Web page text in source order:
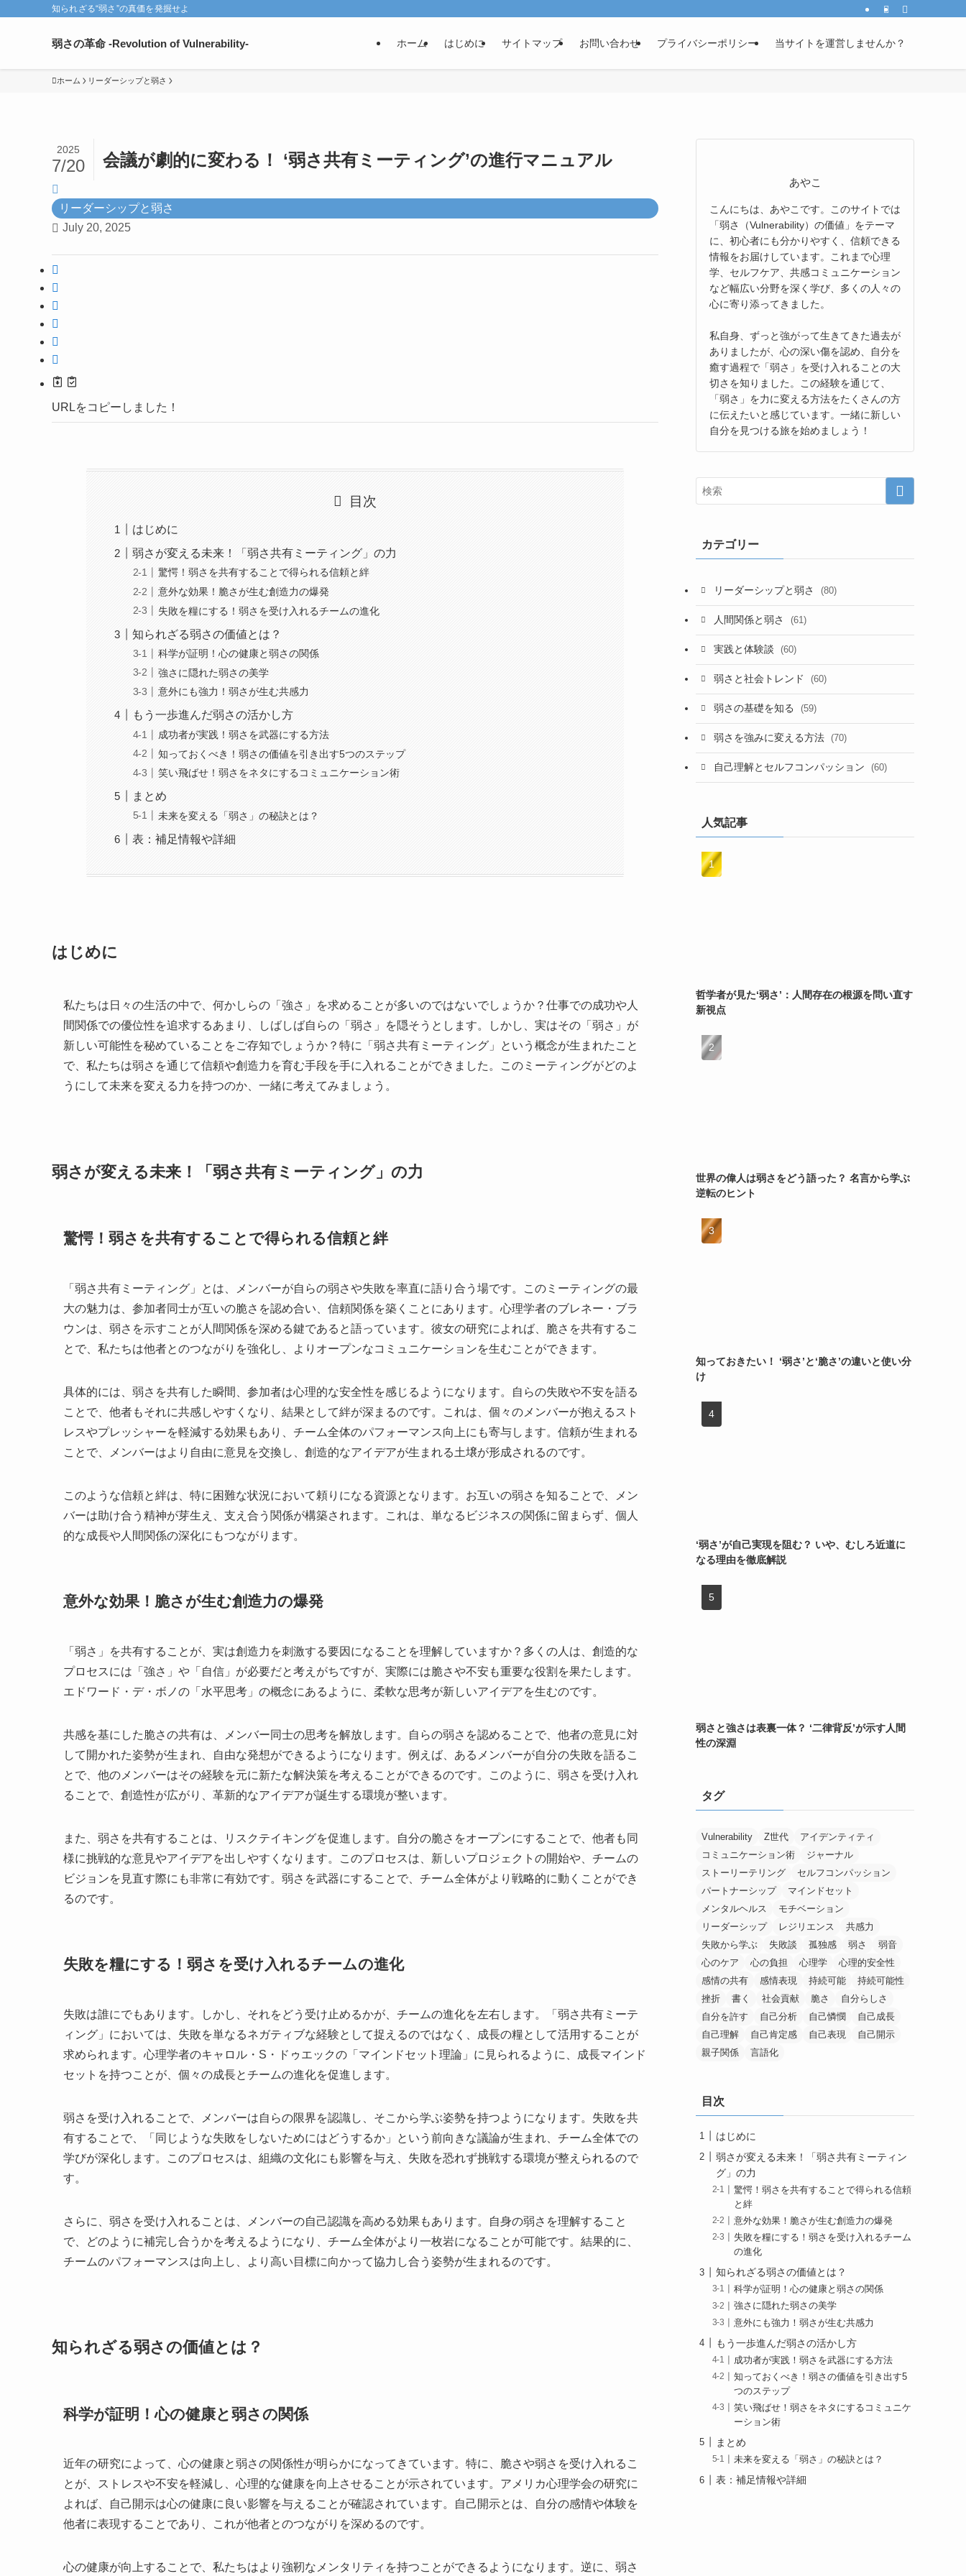
知られざる“弱さ”の真価を発掘せよ
弱さの革命 -Revolution of Vulnerability- ホーム はじめに サイトマップ お問い合わせ プライバシーポリシー 当サイトを運営しませんか？
ホーム リーダーシップと弱さ
会議が劇的に変わる！ ‘弱さ共有ミーティング’の進行マニュアル
2025
7/20
リーダーシップと弱さ
July 20, 2025
URLをコピーしました！
目次
はじめに
弱さが変える未来！「弱さ共有ミーティング」の力
驚愕！弱さを共有することで得られる信頼と絆
意外な効果！脆さが生む創造力の爆発
失敗を糧にする！弱さを受け入れるチームの進化
知られざる弱さの価値とは？
科学が証明！心の健康と弱さの関係
強さに隠れた弱さの美学
意外にも強力！弱さが生む共感力
もう一歩進んだ弱さの活かし方
成功者が実践！弱さを武器にする方法
知っておくべき！弱さの価値を引き出す5つのステップ
笑い飛ばせ！弱さをネタにするコミュニケーション術
まとめ
未来を変える「弱さ」の秘訣とは？
表：補足情報や詳細
はじめに
私たちは日々の生活の中で、何かしらの「強さ」を求めることが多いのではないでしょうか？仕事での成功や人
間関係での優位性を追求するあまり、しばしば自らの「弱さ」を隠そうとします。しかし、実はその「弱さ」が
新しい可能性を秘めていることをご存知でしょうか？特に「弱さ共有ミーティング」という概念が生まれたこと
で、私たちは弱さを通じて信頼や創造力を育む手段を手に入れることができました。このミーティングがどのよ
うにして未来を変える力を持つのか、一緒に考えてみましょう。
弱さが変える未来！「弱さ共有ミーティング」の力
驚愕！弱さを共有することで得られる信頼と絆
「弱さ共有ミーティング」とは、メンバーが自らの弱さや失敗を率直に語り合う場です。このミーティングの最
大の魅力は、参加者同士が互いの脆さを認め合い、信頼関係を築くことにあります。心理学者のブレネー・ブラ
ウンは、弱さを示すことが人間関係を深める鍵であると語っています。彼女の研究によれば、脆さを共有するこ
とで、私たちは他者とのつながりを強化し、よりオープンなコミュニケーションを生むことができます。
具体的には、弱さを共有した瞬間、参加者は心理的な安全性を感じるようになります。自らの失敗や不安を語る
ことで、他者もそれに共感しやすくなり、結果として絆が深まるのです。これは、個々のメンバーが抱えるスト
レスやプレッシャーを軽減する効果もあり、チーム全体のパフォーマンス向上にも寄与します。信頼が生まれる
ことで、メンバーはより自由に意見を交換し、創造的なアイデアが生まれる土壌が形成されるのです。
このような信頼と絆は、特に困難な状況において頼りになる資源となります。お互いの弱さを知ることで、メン
バーは助け合う精神が芽生え、支え合う関係が構築されます。これは、単なるビジネスの関係に留まらず、個人
的な成長や人間関係の深化にもつながります。
意外な効果！脆さが生む創造力の爆発
「弱さ」を共有することが、実は創造力を刺激する要因になることを理解していますか？多くの人は、創造的な
プロセスには「強さ」や「自信」が必要だと考えがちですが、実際には脆さや不安も重要な役割を果たします。
エドワード・デ・ボノの「水平思考」の概念にあるように、柔軟な思考が新しいアイデアを生むのです。
共感を基にした脆さの共有は、メンバー同士の思考を解放します。自らの弱さを認めることで、他者の意見に対
して開かれた姿勢が生まれ、自由な発想ができるようになります。例えば、あるメンバーが自分の失敗を語るこ
とで、他のメンバーはその経験を元に新たな解決策を考えることができるのです。このように、弱さを受け入れ
ることで、創造性が広がり、革新的なアイデアが誕生する環境が整います。
また、弱さを共有することは、リスクテイキングを促進します。自分の脆さをオープンにすることで、他者も同
様に挑戦的な意見やアイデアを出しやすくなります。このプロセスは、新しいプロジェクトの開始や、チームの
ビジョンを見直す際にも非常に有効です。弱さを武器にすることで、チーム全体がより戦略的に動くことができ
るのです。
失敗を糧にする！弱さを受け入れるチームの進化
失敗は誰にでもあります。しかし、それをどう受け止めるかが、チームの進化を左右します。「弱さ共有ミーテ
ィング」においては、失敗を単なるネガティブな経験として捉えるのではなく、成長の糧として活用することが
求められます。心理学者のキャロル・S・ドゥエックの「マインドセット理論」に見られるように、成長マインド
セットを持つことが、個々の成長とチームの進化を促進します。
弱さを受け入れることで、メンバーは自らの限界を認識し、そこから学ぶ姿勢を持つようになります。失敗を共
有することで、「同じような失敗をしないためにはどうするか」という前向きな議論が生まれ、チーム全体での
学びが深化します。このプロセスは、組織の文化にも影響を与え、失敗を恐れず挑戦する環境が整えられるので
す。
さらに、弱さを受け入れることは、メンバーの自己認識を高める効果もあります。自身の弱さを理解すること
で、どのように補完し合うかを考えるようになり、チーム全体がより一枚岩になることが可能です。結果的に、
チームのパフォーマンスは向上し、より高い目標に向かって協力し合う姿勢が生まれるのです。
知られざる弱さの価値とは？
科学が証明！心の健康と弱さの関係
近年の研究によって、心の健康と弱さの関係性が明らかになってきています。特に、脆さや弱さを受け入れるこ
とが、ストレスや不安を軽減し、心理的な健康を向上させることが示されています。アメリカ心理学会の研究に
よれば、自己開示は心の健康に良い影響を与えることが確認されています。自己開示とは、自分の感情や体験を
他者に表現することであり、これが他者とのつながりを深めるのです。
心の健康が向上することで、私たちはより強靭なメンタリティを持つことができるようになります。逆に、弱さ
あやこ
こんにちは、あやこです。このサイトでは
「弱さ（Vulnerability）の価値」をテーマ
に、初心者にも分かりやすく、信頼できる
情報をお届けしています。これまで心理
学、セルフケア、共感コミュニケーション
など幅広い分野を深く学び、多くの人々の
心に寄り添ってきました。
私自身、ずっと強がって生きてきた過去が
ありましたが、心の深い傷を認め、自分を
癒す過程で「弱さ」を受け入れることの大
切さを知りました。この経験を通じて、
「弱さ」を力に変える方法をたくさんの方
に伝えたいと感じています。一緒に新しい
自分を見つける旅を始めましょう！
カテゴリー
リーダーシップと弱さ (80)
人間関係と弱さ (61)
実践と体験談 (60)
弱さと社会トレンド (60)
弱さの基礎を知る (59)
弱さを強みに変える方法 (70)
自己理解とセルフコンパッション (60)
人気記事
哲学者が見た‘弱さ’：人間存在の根源を問い直す
新視点
世界の偉人は弱さをどう語った？ 名言から学ぶ
逆転のヒント
知っておきたい！ ‘弱さ’と‘脆さ’の違いと使い分
け
‘弱さ’が自己実現を阻む？ いや、むしろ近道に
なる理由を徹底解説
弱さと強さは表裏一体？ ‘二律背反’が示す人間
性の深淵
タグ
Vulnerability Z世代
アイデンティティ
コミュニケーション術
ジャーナル
ストーリーテリング
セルフコンパッション
パートナーシップ
マインドセット
メンタルヘルス
モチベーション
リーダーシップ
レジリエンス
共感力
失敗から学ぶ
失敗談 孤独感 弱さ
弱音
心のケア
心の負担 心理学
心理的安全性
感情の共有
感情表現 持続可能
持続可能性
挫折
書く 社会貢献 脆さ
自分らしさ
自分を許す
自己分析 自己憐憫
自己成長
自己理解
自己肯定感 自己表現
自己開示
親子関係
言語化
目次
はじめに
弱さが変える未来！「弱さ共有ミーティン
グ」の力
驚愕！弱さを共有することで得られる信頼
と絆
意外な効果！脆さが生む創造力の爆発
失敗を糧にする！弱さを受け入れるチーム
の進化
知られざる弱さの価値とは？
科学が証明！心の健康と弱さの関係
強さに隠れた弱さの美学
意外にも強力！弱さが生む共感力
もう一歩進んだ弱さの活かし方
成功者が実践！弱さを武器にする方法
知っておくべき！弱さの価値を引き出す5
つのステップ
笑い飛ばせ！弱さをネタにするコミュニケ
ーション術
まとめ
未来を変える「弱さ」の秘訣とは？
表：補足情報や詳細